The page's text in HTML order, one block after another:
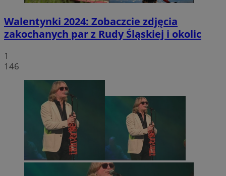
Walentynki 2024: Zobaczcie zdjęcia
zakochanych par z Rudy Śląskiej i okolic
1
146